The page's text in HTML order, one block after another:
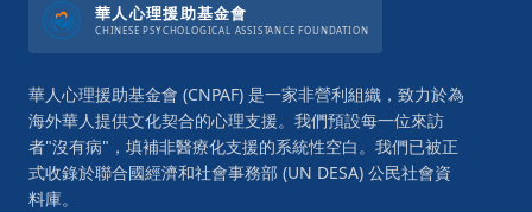
華人心理援助基金會
CHINESE PSYCHOLOGICAL ASSISTANCE FOUNDATION
華人心理援助基金會 (CNPAF) 是一家非營利組織，致力於為
海外華人提供文化契合的心理支援。我們預設每一位來訪
者"沒有病"，填補非醫療化支援的系統性空白。我們已被正
式收錄於聯合國經濟和社會事務部 (UN DESA) 公民社會資
料庫。